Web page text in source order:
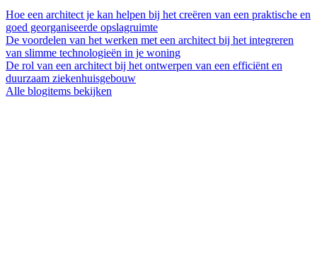
Hoe een architect je kan helpen bij het creëren van een praktische en
goed georganiseerde opslagruimte
De voordelen van het werken met een architect bij het integreren
van slimme technologieën in je woning
De rol van een architect bij het ontwerpen van een efficiënt en
duurzaam ziekenhuisgebouw
Alle blogitems bekijken